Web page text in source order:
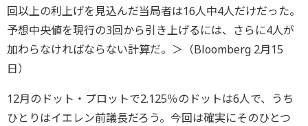
回以上の利上げを見込んだ当局者は16人中4人だけだった。
予想中央値を現行の3回から引き上げるには、さらに4人が
加わらなければならない計算だ。＞（Bloomberg 2月15
日）
12月のドット・プロットで2.125％のドットは6人で、うち
ひとりはイエレン前議長だろう。今回は確実にそのひとつ